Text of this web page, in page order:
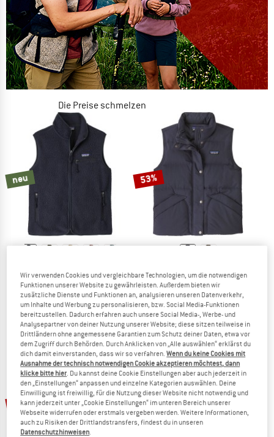
Die Preise schmelzen
JETZT BIS ZU 50% RABATT
ZUM SOMMER SALE
neu
PATAGONIA
Women's Retro Pile Vest
Fleecegilet
CHF 138.95
(0)
53%
PATAGONIA
Women's Downdrift Vest
Daunengilet
CHF 268.95CHF 126.41
5,0(1)
30% bis 70%
Wir verwenden Cookies und vergleichbare Technologien, um die notwendigen
Funktionen unserer Website zu gewährleisten. Außerdem bieten wir
zusätzliche Dienste und Funktionen an, analysieren unseren Datenverkehr,
um Inhalte und Werbung zu personalisieren, bzw. Social Media-Funktionen
bereitzustellen. Dadurch erfahren auch unsere Social Media-, Werbe- und
Analysepartner von deiner Nutzung unserer Website; diese sitzen teilweise in
Drittländern ohne angemessene Garantien zum Schutz deiner Daten, etwa vor
dem Zugriff durch Behörden. Durch Anklicken von „Alle auswählen“ erklärst du
dich damit einverstanden, dass wir so verfahren.Wenn du keine Cookies mit
Ausnahme der technisch notwendigen Cookie akzeptieren möchtest, dann
klicke bitte hier. Du kannst deine Cookie Einstellungen aber auch jederzeit in
den „Einstellungen“ anpassen und einzelne Kategorien auswählen. Deine
Einwilligung ist freiwillig, für die Nutzung dieser Website nicht notwendig und
kann jederzeit unter „Cookie Einstellungen“ im unteren Bereich unserer
Webseite widerrufen oder erstmals vergeben werden. Weitere Informationen,
auch zu Risiken der Drittlandstransfers, findest du in unseren
Datenschutzhinweisen.